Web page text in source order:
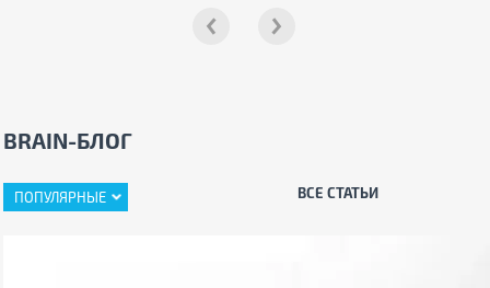
BRAIN-БЛОГ
ПОПУЛЯРНЫЕ ВСЕ СТАТЬИ